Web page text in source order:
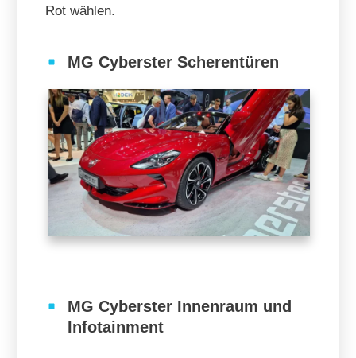
Rot wählen.
MG Cyberster Scherentüren
MG Cyberster Innenraum und
Infotainment